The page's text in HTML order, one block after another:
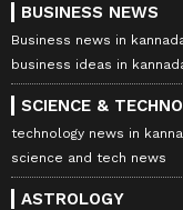
BUSINESS NEWS
Business news in
business ideas in
SCIENCE &
technology news in
science and tech news
ASTROLOGY